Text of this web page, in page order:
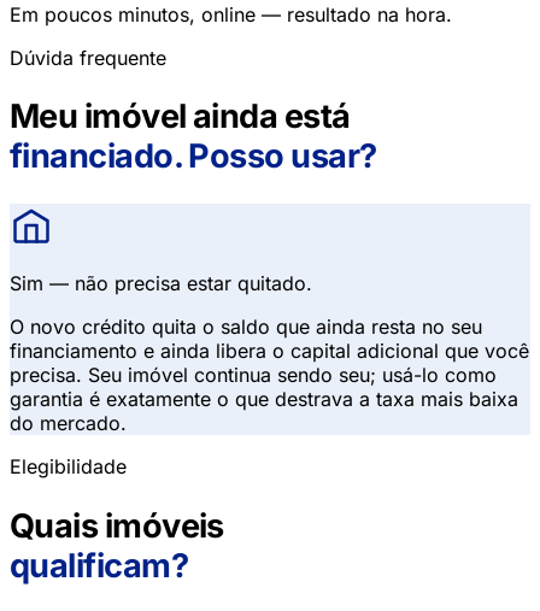
Em poucos minutos, online — resultado na hora.
Dúvida frequente
Meu imóvel ainda está
financiado. Posso usar?
Sim — não precisa estar quitado.
O novo crédito quita o saldo que ainda resta no seu
financiamento e ainda libera o capital adicional que você
precisa. Seu imóvel continua sendo seu; usá-lo como
garantia é exatamente o que destrava a taxa mais baixa
do mercado.
Elegibilidade
Quais imóveis
qualificam?